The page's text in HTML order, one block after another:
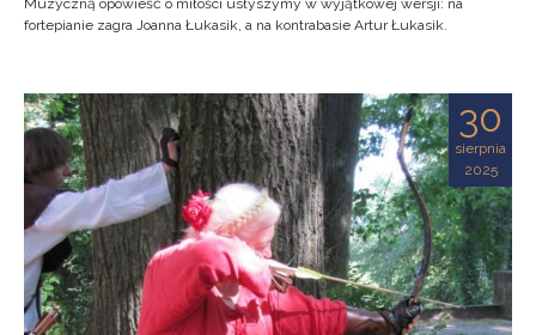
Muzyczną opowieść o miłości usłyszymy w wyjątkowej wersji: na
fortepianie zagra Joanna Łukasik, a na kontrabasie Artur Łukasik.
30
sierpnia
2025